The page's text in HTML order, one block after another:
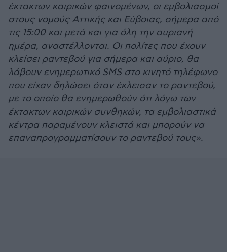
έκτακτων καιρικών φαινομένων, οι εμβολιασμοί
στους νομούς Αττικής και Εύβοιας, σήμερα από
τις 15:00 και μετά και για όλη την αυριανή
ημέρα, αναστέλλονται. Οι πολίτες που έχουν
κλείσει ραντεβού για σήμερα και αύριο, θα
λάβουν ενημερωτικό SMS στο κινητό τηλέφωνο
που είχαν δηλώσει όταν έκλεισαν το ραντεβού,
με το οποίο θα ενημερωθούν ότι λόγω των
έκτακτων καιρικών συνθηκών, τα εμβολιαστικά
κέντρα παραμένουν κλειστά και μπορούν να
επαναπρογραμματίσουν το ραντεβού τους».